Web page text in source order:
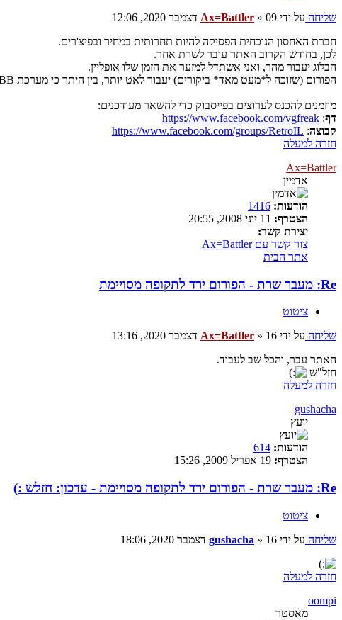
שליחה על ידי Ax=Battler » 09 דצמבר 2020, 12:06
חברת האחסון הנוכחית הפסיקה להיות תחרותית במחיר ובפיצ'רים.
לכן, בחודש הקרוב האתר עובר לשרת אחר.
הבלוג יעבור מהר, ואני אשתדל למזער את הזמן שלו אופליין.
הפורום (שזוכה ל*מעט מאד* ביקורים) יעבור לאט יותר, בין היתר כי מערכת phpBB היא הרבה פחות ידידותית מ wordpress. לכן הוא ירד לתקופה מסויימת, כולי תקווה שלא ליותר מחודש...
מוזמנים להכנס לערוצים בפייסבוק כדי להשאר מעודכנים:
דף:
https://www.facebook.com/vgfreak
קבוצה:
https://www.facebook.com/groups/RetroIL
חזרה למעלה
Ax=Battler
אדמין
הודעות: 1416
הצטרף:
יצירת קשר:
צור קשר עם Ax=Battler
אתר הבית
Re: מעבר שרת - הפורום ירד לתקופה מסויימת
ציטוט
שליחה על ידי Ax=Battler » 16 דצמבר 2020, 13:16
האתר עבר, והכל שב לעבוד.
חזל"ש
חזרה למעלה
gushacha
יועץ
הודעות: 614
הצטרף:
Re: מעבר שרת - הפורום ירד לתקופה מסויימת - עדכון: חזלש :)
ציטוט
שליחה על ידי gushacha » 16 דצמבר 2020, 18:06
חזרה למעלה
oompi
מאסטר